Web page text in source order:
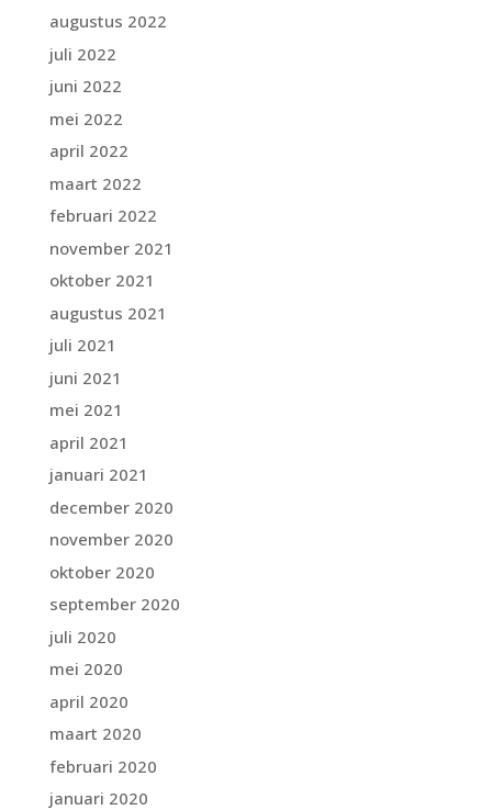
augustus 2022
juli 2022
juni 2022
mei 2022
april 2022
maart 2022
februari 2022
november 2021
oktober 2021
augustus 2021
juli 2021
juni 2021
mei 2021
april 2021
januari 2021
december 2020
november 2020
oktober 2020
september 2020
juli 2020
mei 2020
april 2020
maart 2020
februari 2020
januari 2020